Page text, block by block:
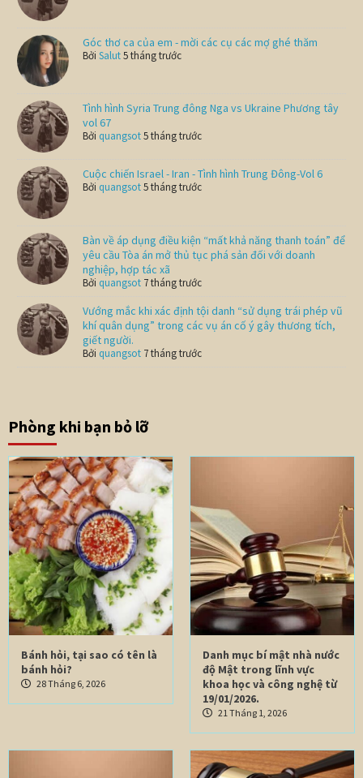
Góc thơ ca của em - mời các cụ các mợ ghé thăm
BởiSalut5 tháng trước
Tình hình Syria Trung đông Nga vs Ukraine Phương tây
vol 67
Bởi quangsot5 tháng trước
Cuộc chiến Israel - Iran - Tình hình Trung Đông-Vol 6
Bởi quangsot5 tháng trước
Bàn về áp dụng điều kiện “mất khả năng thanh toán” để
yêu cầu Tòa án mở thủ tục phá sản đối với doanh
nghiệp, hợp tác xã
Bởi quangsot 7 tháng trước
Vướng mắc khi xác định tội danh “sử dụng trái phép vũ
khí quân dụng” trong các vụ án cố ý gây thương tích,
giết người.
Bởi quangsot 7 tháng trước
Phòng khi bạn bỏ lỡ
Bánh hỏi, tại sao có tên là
bánh hỏi?
28 Tháng 6, 2026
Danh mục bí mật nhà nước
độ Mật trong lĩnh vực
khoa học và công nghệ từ
19/01/2026.
21 Tháng 1, 2026